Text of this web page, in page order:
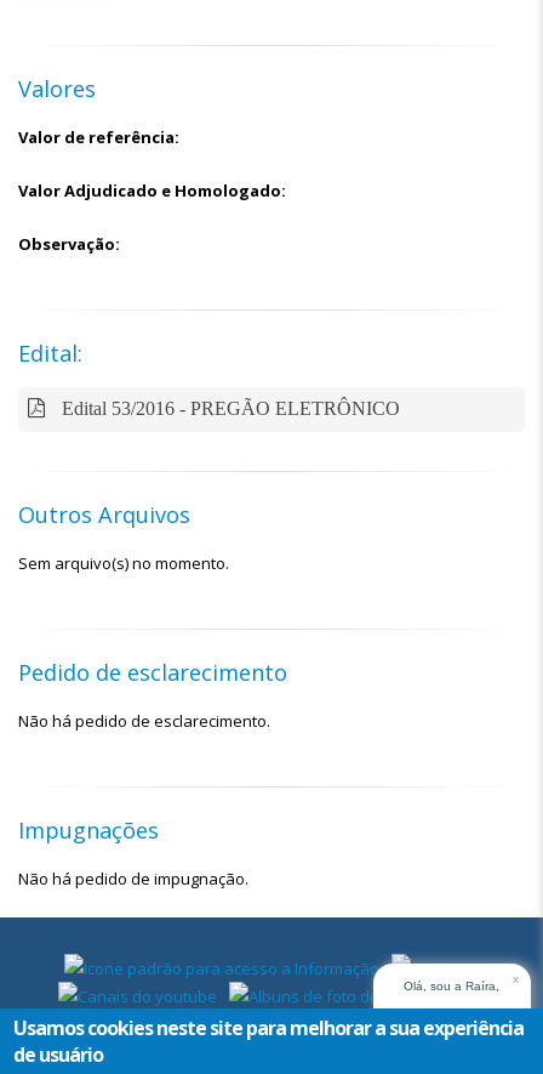
Valores
Valor de referência:
Valor Adjudicado e Homologado:
Observação:
Edital:
Edital 53/2016 - PREGÃO ELETRÔNICO
Outros Arquivos
Sem arquivo(s) no momento.
Pedido de esclarecimento
Não há pedido de esclarecimento.
Impugnações
Não há pedido de impugnação.
Olá, sou a Raíra,
assistente virtual do
TRT14. Em que posso
x
Usamos cookies neste site para melhorar a sua experiência
de usuário